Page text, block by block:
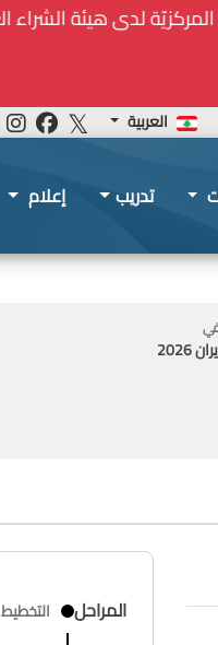
العربية
تدريب إعلام
المراحل التخطيط